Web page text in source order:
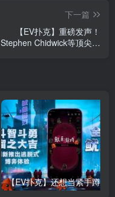
下一篇
【EV扑克】重磅发声！
Stephen Chidwick等顶尖牌